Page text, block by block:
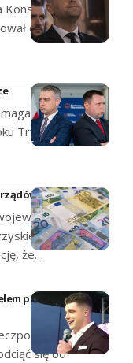
3 Maja
dyskusję,
się z
Trybunału
łódzkiego
że…
przyciągnięcia
się od